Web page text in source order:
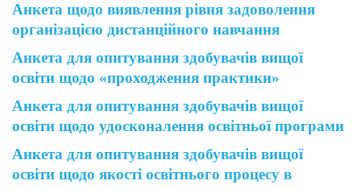
Анкета щодо виявлення рівня задоволення
організацією дистанційного навчання
Анкета для опитування здобувачів вищої
освіти щодо «проходження практики»
Анкета для опитування здобувачів вищої
освіти щодо удосконалення освітньої програми
Анкета для опитування здобувачів вищої
освіти щодо якості освітнього процесу в